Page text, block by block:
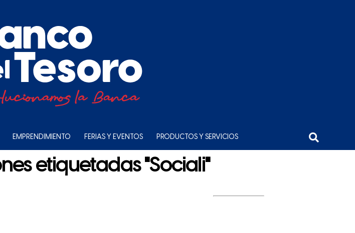
EMPRENDIMIENTO FERIAS Y EVENTOS PRODUCTOS Y SERVICIOS
etiquetadas "Sociali"